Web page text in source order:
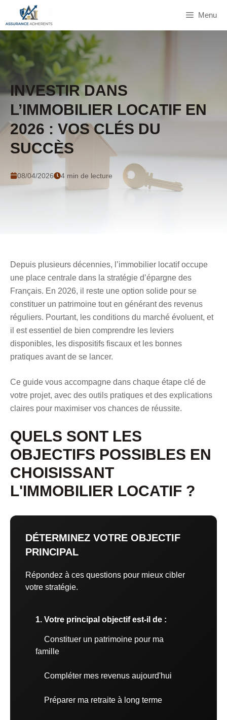
contenu
Menu
INVESTIR DANS
L’IMMOBILIER LOCATIF EN
2026 : VOS CLÉS DU
SUCCÈS
08/04/2026 4 min de lecture
Depuis plusieurs décennies, l’immobilier locatif occupe
une place centrale dans la stratégie d’épargne des
Français. En 2026, il reste une option solide pour se
constituer un patrimoine tout en générant des revenus
réguliers. Pourtant, les conditions du marché évoluent, et
il est essentiel de bien comprendre les leviers
disponibles, les dispositifs fiscaux et les bonnes
pratiques avant de se lancer.
Ce guide vous accompagne dans chaque étape clé de
votre projet, avec des outils pratiques et des explications
claires pour maximiser vos chances de réussite.
QUELS SONT LES
OBJECTIFS POSSIBLES EN
CHOISISSANT
L'IMMOBILIER LOCATIF ?
DÉTERMINEZ VOTRE OBJECTIF
PRINCIPAL
Répondez à ces questions pour mieux cibler
votre stratégie.
1. Votre principal objectif est-il de :
Constituer un patrimoine pour ma
famille
Compléter mes revenus aujourd'hui
Préparer ma retraite à long terme